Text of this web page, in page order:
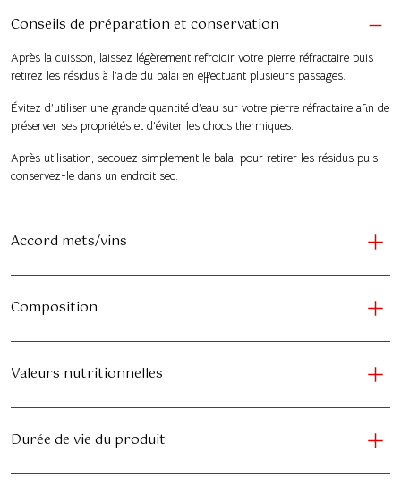
Conseils de préparation et conservation
Après la cuisson, laissez légèrement refroidir votre pierre réfractaire puis
retirez les résidus à l’aide du balai en effectuant plusieurs passages.
Évitez d’utiliser une grande quantité d’eau sur votre pierre réfractaire afin de
préserver ses propriétés et d’éviter les chocs thermiques.
Après utilisation, secouez simplement le balai pour retirer les résidus puis
conservez-le dans un endroit sec.
Accord mets/vins
Composition
Valeurs nutritionnelles
Durée de vie du produit